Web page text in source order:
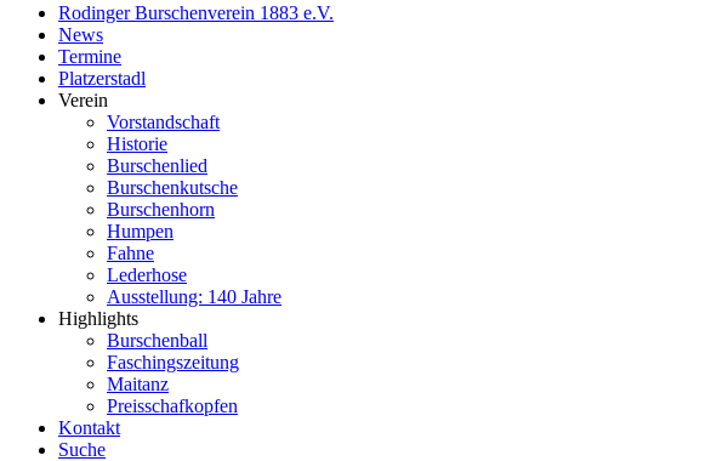
Rodinger Burschenverein 1883 e.V.
News
Termine
Platzerstadl
Verein
Vorstandschaft
Historie
Burschenlied
Burschenkutsche
Burschenhorn
Humpen
Fahne
Lederhose
Ausstellung: 140 Jahre
Highlights
Burschenball
Faschingszeitung
Maitanz
Preisschafkopfen
Kontakt
Suche